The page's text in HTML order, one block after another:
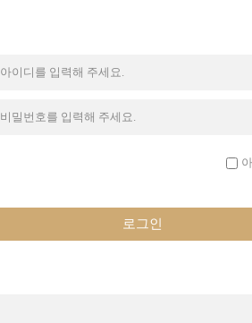
아이디를 입력해 주세요.
비밀번호를 입력해 주세요.
로그인